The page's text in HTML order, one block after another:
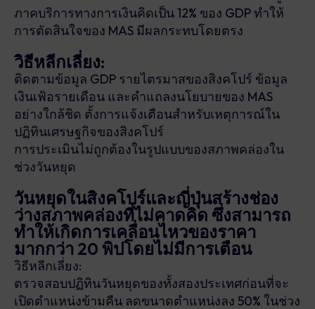
ภาคบริการทางการเงินคิดเป็น 12% ของ GDP ทำให้
การตัดสินใจของ MAS มีผลกระทบโดยตรง
วิธีหลีกเลี่ยง:
ติดตามข้อมูล GDP รายไตรมาสของสิงคโปร์ ข้อมูล
เงินเฟ้อรายเดือน และคำแถลงนโยบายของ MAS
อย่างใกล้ชิด ตั้งการแจ้งเตือนสำหรับเหตุการณ์ใน
ปฏิทินเศรษฐกิจของสิงคโปร์
การประเมินไม่ถูกต้องในรูปแบบของสภาพคล่องใน
ช่วงวันหยุด
วันหยุดในสิงคโปร์และญี่ปุ่นสร้างช่อง
ว่างสภาพคล่องที่ไม่คาดคิด ซึ่งสามารถ
ทำให้เกิดการเคลื่อนไหวของราคา
มากกว่า 20 พิปโดยไม่มีการเตือน
วิธีหลีกเลี่ยง:
ตรวจสอบปฏิทินวันหยุดของทั้งสองประเทศก่อนที่จะ
เปิดตำแหน่งข้ามคืน ลดขนาดตำแหน่งลง 50% ในช่วง